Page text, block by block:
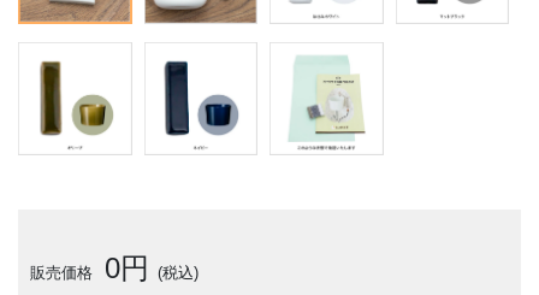
販売価格 0円 (税込)